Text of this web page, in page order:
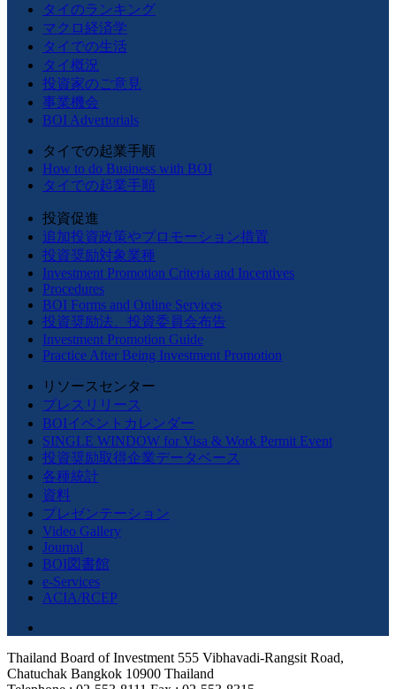
タイのランキング
マクロ経済学
タイでの生活
タイ概況
投資家のご意見
事業機会
BOI Advertorials
タイでの起業手順
How to do Business with BOI
タイでの起業手順
投資促進
追加投資政策やプロモーション措置
投資奨励対象業種
Investment Promotion Criteria and Incentives
Procedures
BOI Forms and Online Services
投資奨励法、投資委員会布告
Investment Promotion Guide
Practice After Being Investment Promotion
リソースセンター
プレスリリース
BOIイベントカレンダー
SINGLE WINDOW for Visa & Work Permit Event
投資奨励取得企業データベース
各種統計
資料
プレゼンテーション
Video Gallery
Journal
BOI図書館
e-Services
ACIA/RCEP
Thailand Board of Investment 555 Vibhavadi-Rangsit Road,
Chatuchak Bangkok 10900 Thailand